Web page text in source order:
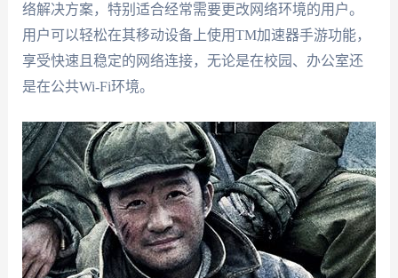
络解决方案，特别适合经常需要更改网络环境的用户。
用户可以轻松在其移动设备上使用TM加速器手游功能，
享受快速且稳定的网络连接，无论是在校园、办公室还
是在公共Wi-Fi环境。